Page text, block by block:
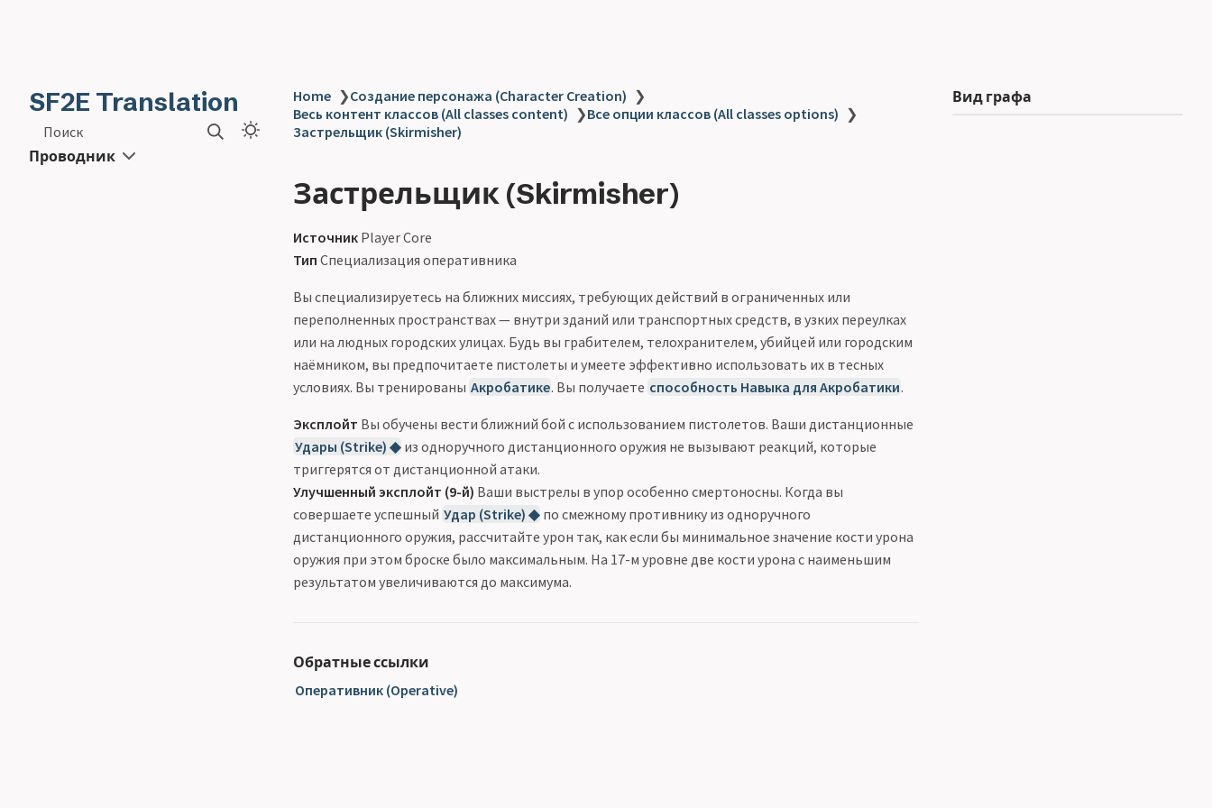
SF2E Translation
Поиск
Проводник
Home ❯Создание персонажа (Character Creation) ❯
Весь контент классов (All classes content) ❯Все опции классов (All classes options) ❯
Застрельщик (Skirmisher)
Застрельщик (Skirmisher)
Источник Player Core
Тип Специализация оперативника
Вы специализируетесь на ближних миссиях, требующих действий в ограниченных или
переполненных пространствах — внутри зданий или транспортных средств, в узких переулках
или на людных городских улицах. Будь вы грабителем, телохранителем, убийцей или городским
наёмником, вы предпочитаете пистолеты и умеете эффективно использовать их в тесных
условиях. Вы тренированы Акробатике. Вы получаете способность Навыка для Акробатики.
Эксплойт Вы обучены вести ближний бой с использованием пистолетов. Ваши дистанционные
Удары (Strike) ◆ из одноручного дистанционного оружия не вызывают реакций, которые
триггерятся от дистанционной атаки.
Улучшенный эксплойт (9-й) Ваши выстрелы в упор особенно смертоносны. Когда вы
совершаете успешный Удар (Strike) ◆ по смежному противнику из одноручного
дистанционного оружия, рассчитайте урон так, как если бы минимальное значение кости урона
оружия при этом броске было максимальным. На 17-м уровне две кости урона с наименьшим
результатом увеличиваются до максимума.
Обратные ссылки
Оперативник (Operative)
Вид графа